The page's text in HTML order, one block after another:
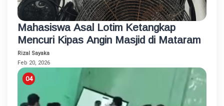
Mahasiswa Asal Lotim Ketangkap
Mencuri Kipas Angin Masjid di Mataram
Rizal Sayaka
Feb 20, 2026